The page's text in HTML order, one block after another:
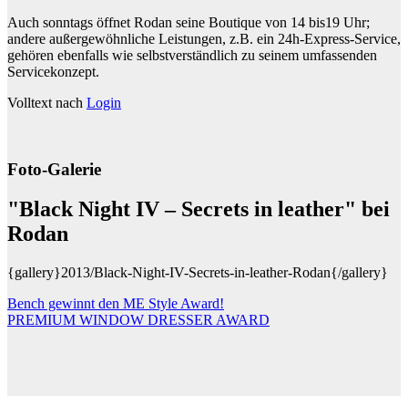
Auch sonntags öffnet Rodan seine Boutique von 14 bis19 Uhr;
andere außergewöhnliche Leistungen, z.B. ein 24h-Express-Service,
gehören ebenfalls wie selbstverständlich zu seinem umfassenden
Servicekonzept.
Volltext nach Login
Foto-Galerie
"Black Night IV – Secrets in leather" bei
Rodan
{gallery}2013/Black-Night-IV-Secrets-in-leather-Rodan{/gallery}
Beitragsnavigation
Bench gewinnt den ME Style Award!
PREMIUM WINDOW DRESSER AWARD